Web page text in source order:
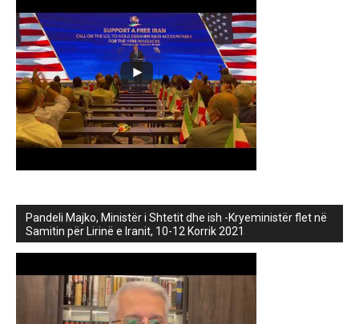
Pandeli Majko, Ministër i Shtetit dhe ish -Kryeministër flet në
Samitin për Lirinë e Iranit, 10-12 Korrik 2021